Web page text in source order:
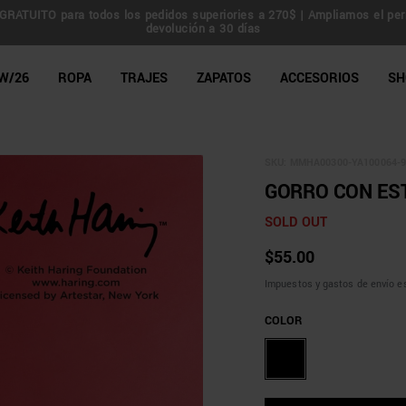
para todos los pedidos superiories a 270$ | Ampliamos el
devolución a 30 días
Shop
26 ROPA TRAJES ZAPATOS ACCESORIOS
GORRO CON
SOLD OUT
$55.00
Impuestos y gastos de envío
COLOR